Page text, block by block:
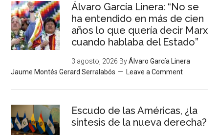
Álvaro García Linera: “No se
ha entendido en más de cien
años lo que quería decir Marx
cuando hablaba del Estado”
3 agosto, 2026 ByÁlvaro García Linera
Jaume Montés Gerard Serralabós
Leave a Comment
Escudo de las Américas, ¿la
síntesis de la nueva derecha?